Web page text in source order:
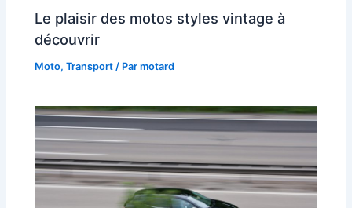
Le plaisir des motos styles vintage à
découvrir
Moto,Transport / Parmotard